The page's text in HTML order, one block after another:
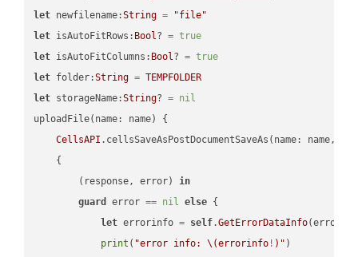
let newfilename:String =
"file"
let isAutoFitRows: Bool? = true
let isAutoFitColumns: Bool? = true
let folder:String = TEMPFOLDER
let storageName:String? = nil
uploadFile(name: name) {
CellsAPI .cellsSaveAsPostDocumentSaveAs(name:
    {
        (response, error)
in
guard
error == nil else {
let errorinfo = self.GetErrorDataInfo(error:
print ( "error info: \(errorinfo ! ) " )